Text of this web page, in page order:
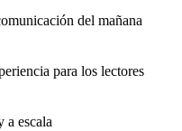
del mañana
para los lectores
a escala